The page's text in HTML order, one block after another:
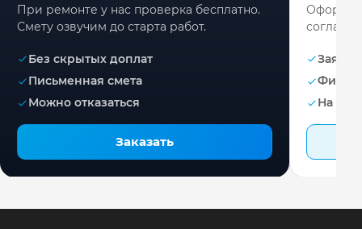
При ремонте у нас проверка бесплатно.
Смету озвучим до старта работ.
Без скрытых доплат
Письменная смета
Можно отказаться
Заказать
Заявка
На